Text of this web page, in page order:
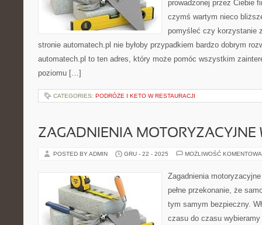
prowadzonej przez Ciebie
czymś wartym nieco
pomyśleć czy korzystanie
stronie automatech.pl nie byłoby przypadkiem bardzo dobrym
automatech.pl to ten adres, który może pomóc wszystkim
poziomu […]
CATEGORIES: PODRÓŻE I KETO W RESTAURACJI
ZAGADNIENIA MOTORYZACYJNE
POSTED BY ADMIN GRU - 22 - 2025 MOŻLIWOŚĆ
Zagadnienia
pełne przekonanie, że
tym samym bezpieczny.
czasu do czasu